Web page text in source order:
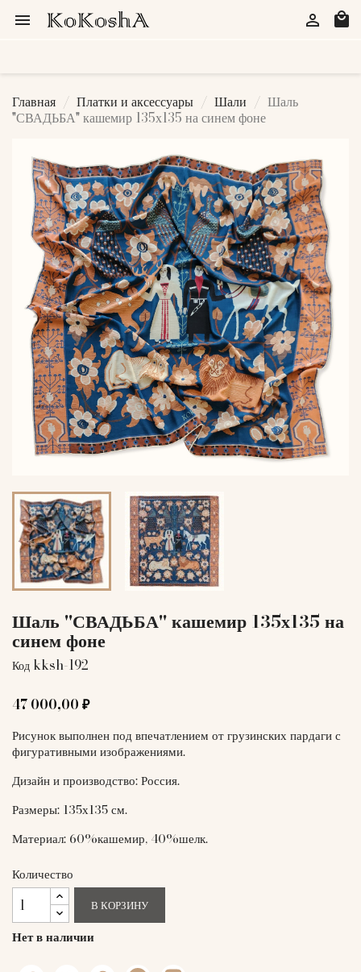
 local_mall

Главная Платки и аксессуары Шали
Шаль
"СВАДЬБА" кашемир 135х135 на синем фоне
Шаль "СВАДЬБА" кашемир 135х135 на
синем фоне
Код kksh-192
47 000,00 ₽
Рисунок выполнен под впечатлением от грузинских пардаги с
фигуративными изображениями.
Дизайн и производство: Россия.
Размеры: 135х135 см.
Материал: 60%кашемир, 40%шелк.
Количество
В КОРЗИНУ
Нет в наличии